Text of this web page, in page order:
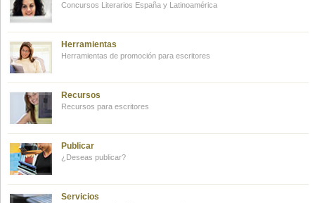
Concursos Literarios España y Latinoamérica
Herramientas
Herramientas de promoción para escritores
Recursos
Recursos para escritores
Publicar
¿Deseas publicar?
Servicios